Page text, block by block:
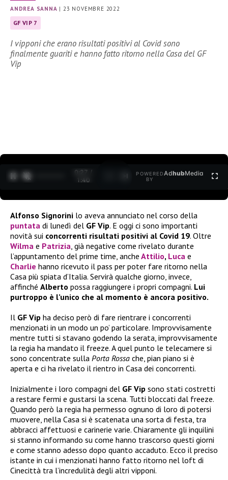
ANDREA SANNA |23 NOVEMBRE 2022
GF VIP 7
I vipponi che erano risultati positivi al Covid sono
finalmente guariti e hanno fatto ritorno nella Casa del GF
Vip
0:28 /
1:40
POWERED
BY
AdhubMedia
Alfonso Signorini lo aveva annunciato nel corso della
puntata di lunedì del GF Vip. E oggi ci sono importanti
novità sui concorrenti risultati positivi al Covid 19. Oltre
Wilma e Patrizia , già negative come rivelato durante
l’appuntamento del prime time, anche Attilio, Luca e
Charlie hanno ricevuto il pass per poter fare ritorno nella
Casa più spiata d’Italia. Servirà qualche giorno, invece,
affinché Alberto possa raggiungere i propri compagni. Lui
purtroppo è l’unico che al momento è ancora positivo.
Il GF Vip ha deciso però di fare rientrare i concorrenti
menzionati in un modo un po’ particolare. Improvvisamente
mentre tutti si stavano godendo la serata, improvvisamente
la regia ha mandato il freeze. A quel punto le telecamere si
sono concentrate sulla Porta Rossa che, pian piano si è
aperta e ci ha rivelato il rientro in Casa dei concorrenti.
Inizialmente i loro compagni del GF Vip sono stati costretti
a restare fermi e gustarsi la scena. Tutti bloccati dal freeze.
Quando però la regia ha permesso ognuno di loro di potersi
muovere, nella Casa si è scatenata una sorta di festa, tra
abbracci affettuosi e carinerie varie. Chiaramente gli inquilini
si stanno informando su come hanno trascorso questi giorni
e come stanno adesso dopo quanto accaduto. Ecco il preciso
istante in cui i menzionati hanno fatto ritorno nel loft di
Cinecittà tra l’incredulità degli altri vipponi.